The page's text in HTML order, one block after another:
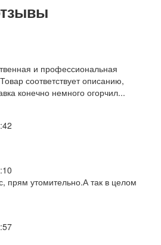
и профессиональная
соответствует описанию,
конечно немного огорчил...
утомительно.А так в целом